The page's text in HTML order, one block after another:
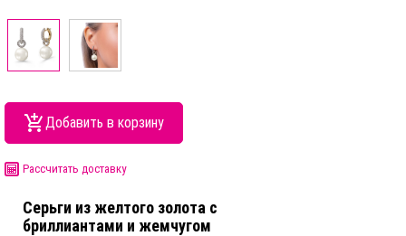
Добавить в корзину
Рассчитать доставку
Серьги из желтого золота c
бриллиантами и жемчугом